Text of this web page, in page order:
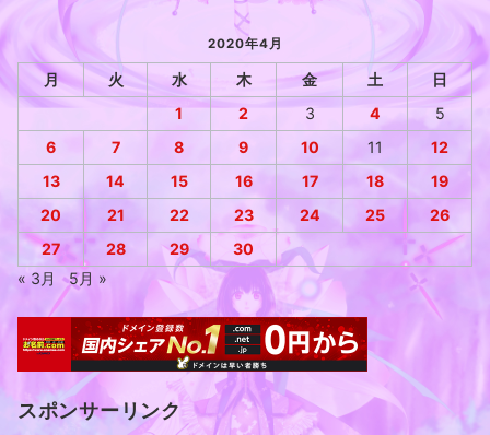
2020年4月
月 火 水 木 金 土
日
1
2 3 4
5
6
7 8 9 10 11
12
13
14 15 16 17 18
19
20
21 22 23 24 25
26
27
28 29
30
« 3月
5月 »
スポンサーリンク